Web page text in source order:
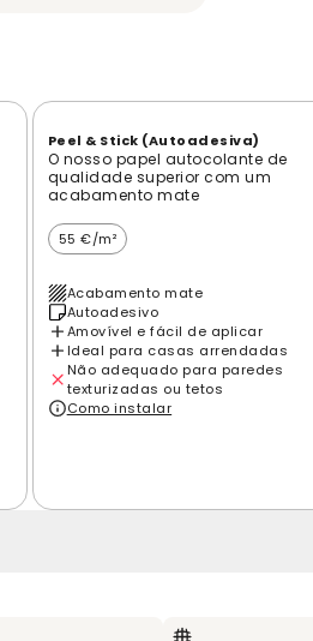
Peel & Stick (Autoadesiva)
O nosso papel autocolante de
qualidade superior com um
acabamento mate
55 €/m²
Acabamento mate
Autoadesivo
Amovível e fácil de aplicar
Ideal para casas arrendadas
Não adequado para paredes
texturizadas ou tetos
Como instalar